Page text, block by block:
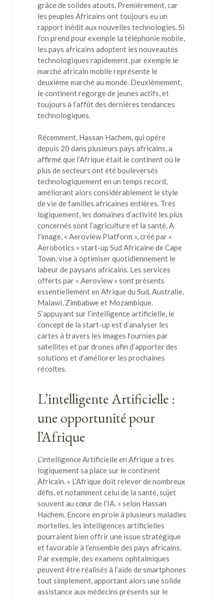
grâce de solides atouts. Premièrement, car
les peuples Africains ont toujours eu un
rapport inédit aux nouvelles technologies. Si
l’on prend pour exemple la téléphonie mobile,
les pays africains adoptent les nouveautés
technologiques rapidement, par exemple le
marché africain mobile représente le
deuxième marché au monde. Deuxièmement,
le continent regorge de jeunes actifs, et
toujours à l’affût des dernières tendances
technologiques.
Récemment, Hassan Hachem, qui opére
depuis 20 dans plusieurs pays africains, a
affirmé que l’Afrique était le continent où le
plus de secteurs ont été bouleversés
technologiquement en un temps record,
améliorant alors considérablement le style
de vie de familles africaines entières. Très
logiquement, les domaines d’activité les plus
concernés sont l’agriculture et la santé. A
l’image, « Aeroview Platform », créé par «
Aerobotics » start-up Sud Africaine de Cape
Town, vise à optimiser quotidiennement le
labeur de paysans africains. Les services
offerts par « Aeroview » sont présents
essentiellement en Afrique du Sud, Australie,
Malawi, Zimbabwe et Mozambique.
S’appuyant sur l’intelligence artificielle, le
concept de la start-up est d’analyser les
cartes à travers les images fournies par
satellites et par drones afin d’apporter des
solutions et d’améliorer les prochaines
récoltes.
L’intelligente Artificielle :
une opportunité pour
l’Afrique
L’intelligence Artificielle en Afrique a très
logiquement sa place sur le continent
Africain. « L’Afrique doit relever de nombreux
défis, et notamment celui de la santé, sujet
souvent au cœur de l’IA. » selon Hassan
Hachem. Encore en proie à plusieurs maladies
mortelles, les intelligences artificielles
pourraient bien offrir une issue stratégique
et favorable à l’ensemble des pays africains.
Par exemple, des examens ophtalmiques
peuvent être réalisés à l’aide de smartphones
tout simplement, apportant alors une solide
assistance aux médecins présents sur le